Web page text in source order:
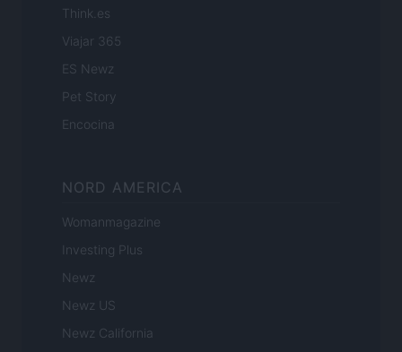
Think.es
Viajar 365
ES Newz
Pet Story
Encocina
NORD AMERICA
Womanmagazine
Investing Plus
Newz
Newz US
Newz California